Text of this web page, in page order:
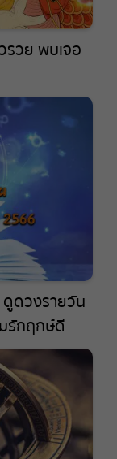
รวย พบเจอ
ดวงรายวัน
รักฤกษ์ดี